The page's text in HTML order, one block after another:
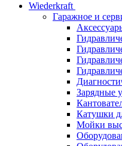
Wiederkraft
Гаражное и
Зарядные
Катушки
Мойки